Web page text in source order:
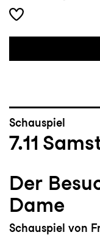
Schauspiel
7.11
Der
Dame
Schauspiel von